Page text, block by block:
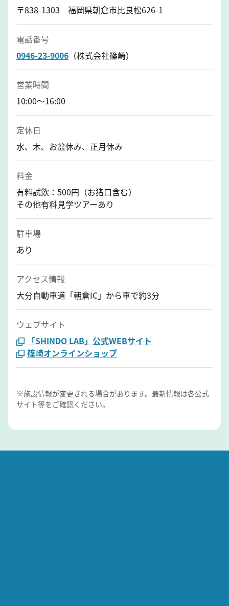
〒838-1303 福岡県朝倉市比良松626-1
電話番号
0946-23-9006 （株式会社篠崎）
営業時間
10:00～16:00
定休日
水、木、お盆休み、正月休み
料金
有料試飲：500円（お猪口含む）
その他有料見学ツアーあり
駐車場
あり
アクセス情報
大分自動車道「朝倉IC」から車で約3分
ウェブサイト
「SHINDO LAB」公式WEBサイト
篠崎オンラインショップ
※施設情報が変更される場合があります。最新情報は各公式
サイト等をご確認ください。